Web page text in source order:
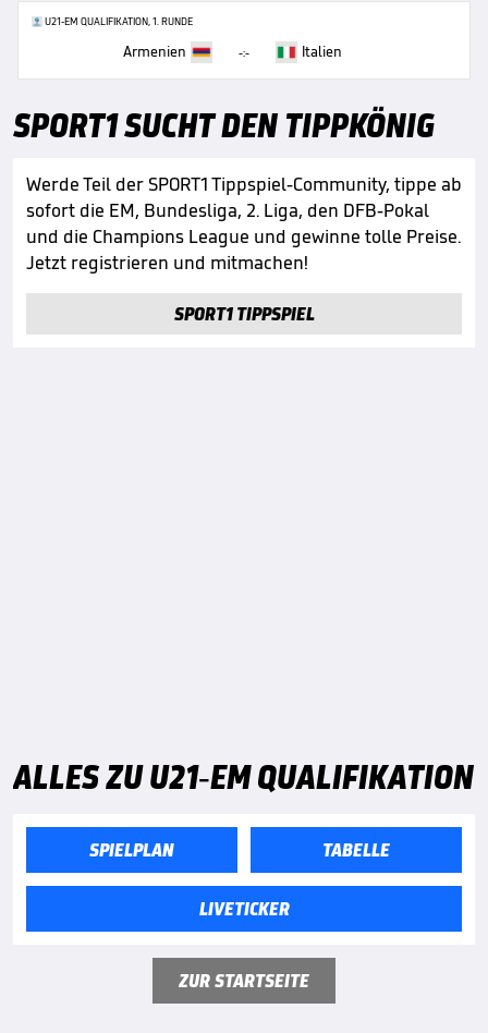
U21-EM QUALIFIKATION, 1. RUNDE
Armenien -:- Italien
SPORT1 SUCHT DEN TIPPKÖNIG
Werde Teil der SPORT1 Tippspiel-Community, tippe ab
sofort die EM, Bundesliga, 2. Liga, den DFB-Pokal
und die Champions League und gewinne tolle Preise.
Jetzt registrieren und mitmachen!
SPORT1 TIPPSPIEL
ALLES ZU U21-EM QUALIFIKATION
SPIELPLAN TABELLE
LIVETICKER
ZUR STARTSEITE